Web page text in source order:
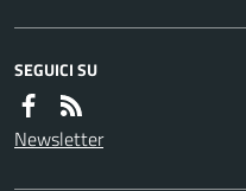
SEGUICI SU
Newsletter